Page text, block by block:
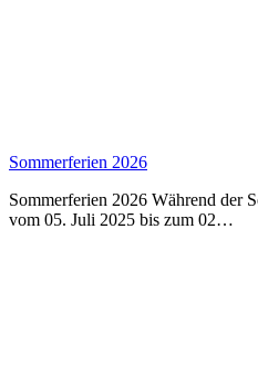
Sommerferien 2026
Sommerferien 2026 Während der
vom 05. Juli 2025 bis zum 02…